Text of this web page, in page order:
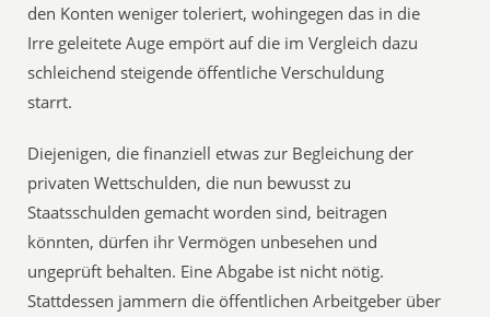
den Konten weniger toleriert, wohingegen das in die
Irre geleitete Auge empört auf die im Vergleich dazu
schleichend steigende öffentliche Verschuldung
starrt.
Diejenigen, die finanziell etwas zur Begleichung der
privaten Wettschulden, die nun bewusst zu
Staatsschulden gemacht worden sind, beitragen
könnten, dürfen ihr Vermögen unbesehen und
ungeprüft behalten. Eine Abgabe ist nicht nötig.
Stattdessen jammern die öffentlichen Arbeitgeber über